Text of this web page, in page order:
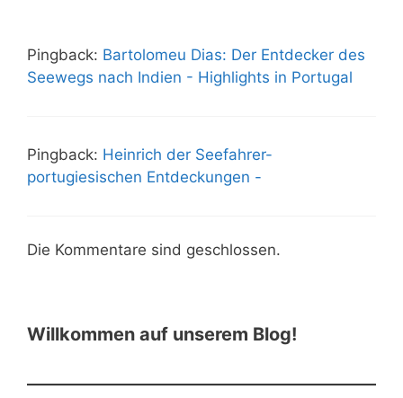
Pingback: Bartolomeu Dias: Der Entdecker des
Seewegs nach Indien - Highlights in Portugal
Pingback: Heinrich der Seefahrer-
portugiesischen Entdeckungen -
Die Kommentare sind geschlossen.
Willkommen auf unserem Blog!